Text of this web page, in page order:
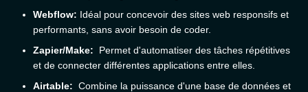
Webflow: Idéal pour concevoir des sites web responsifs et
performants, sans avoir besoin de coder.
Zapier/Make: Permet d'automatiser des tâches répétitives
et de connecter différentes applications entre elles.
Airtable: Combine la puissance d'une base de données et